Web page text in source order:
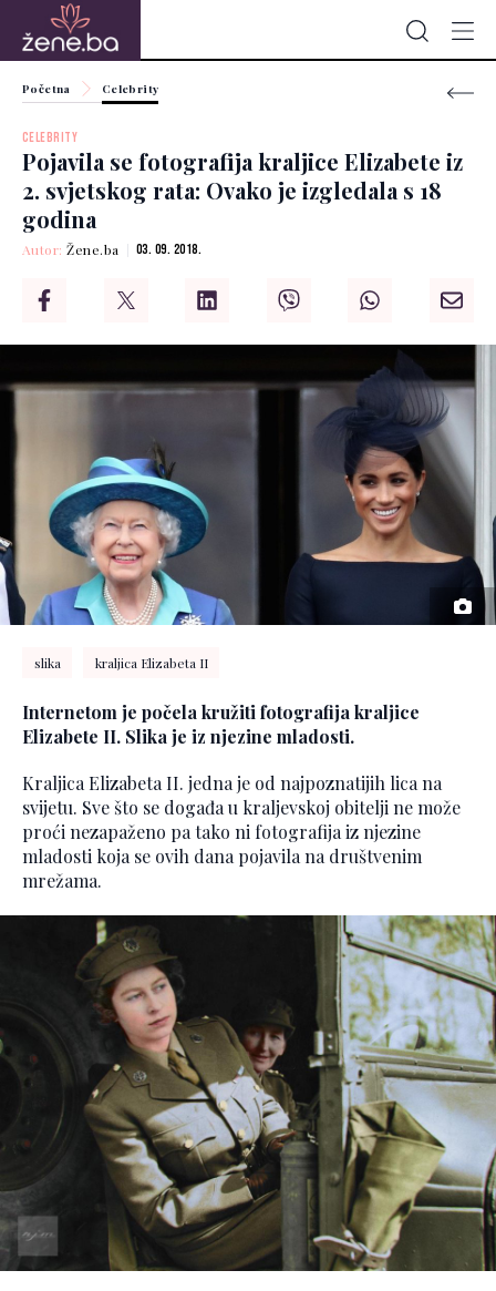
Početna Celebrity
CELEBRITY
Pojavila se fotografija kraljice Elizabete iz
2. svjetskog rata: Ovako je izgledala s 18
godina
Autor:Žene.ba 03. 09. 2018.
slika kraljica Elizabeta II
Internetom je počela kružiti fotografija kraljice
Elizabete II. Slika je iz njezine mladosti.
Kraljica Elizabeta II. jedna je od najpoznatijih lica na
svijetu. Sve što se događa u kraljevskoj obitelji ne može
proći nezapaženo pa tako ni fotografija iz njezine
mladosti koja se ovih dana pojavila na društvenim
mrežama.